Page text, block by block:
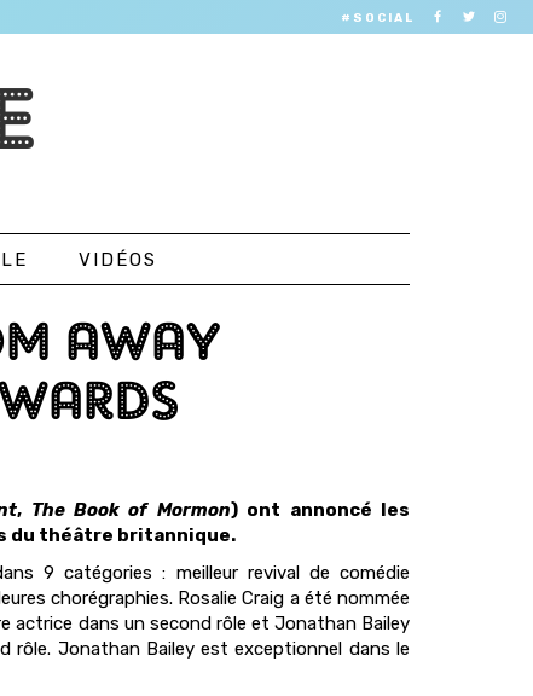
#SOCIAL
VIDÉOS
AWAY
, The Book of Mormon) ont annoncé les
du théâtre britannique.
9 catégories : meilleur revival de comédie
chorégraphies. Rosalie Craig a été nommée
actrice dans un second rôle et Jonathan Bailey
rôle. Jonathan Bailey est exceptionnel dans le